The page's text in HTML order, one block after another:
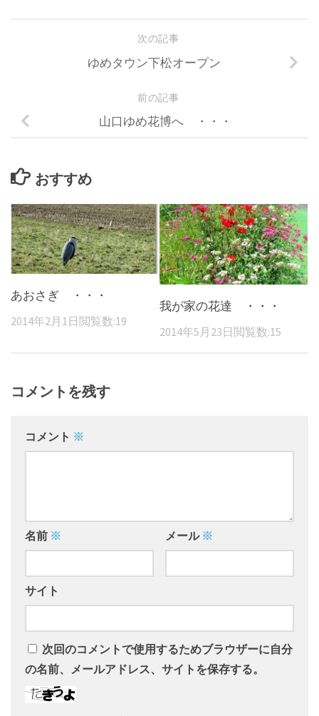
次の記事
ゆめタウン下松オープン
前の記事
山口ゆめ花博へ ・・・
おすすめ
あおさぎ ・・・
2014年2月1日 閲覧数:19
我が家の花達 ・・・
2014年5月23日 閲覧数:15
コメントを残す
コメント ※
名前 ※ メール ※
サイト
次回のコメントで使用するためブラウザーに自分
の名前、メールアドレス、サイトを保存する。